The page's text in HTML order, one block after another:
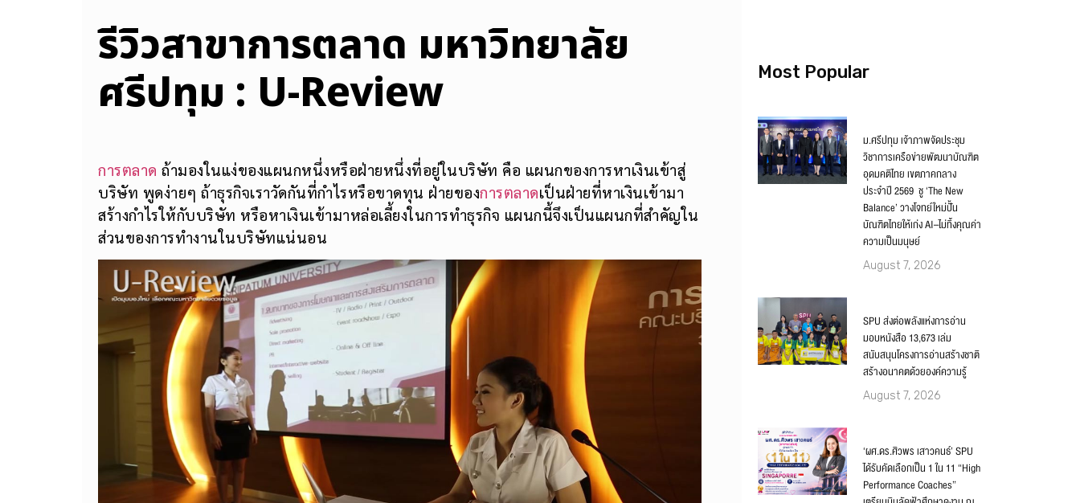
รีวิวสาขาการตลาด มหาวิทยาลัย
ศรีปทุม : U-Review
การตลาด ถ้ามองในแง่ของแผนกหนึ่งหรือฝ่ายหนึ่งที่อยู่ในบริษัท คือ แผนกของการหาเงินเข้าสู่
บริษัท พูดง่ายๆ ถ้าธุรกิจเราวัดกันที่กำไรหรือขาดทุน ฝ่ายของการตลาดเป็นฝ่ายที่หาเงินเข้ามา
สร้างกำไรให้กับบริษัท หรือหาเงินเข้ามาหล่อเลี้ยงในการทำธุรกิจ แผนกนี้จึงเป็นแผนกที่สำคัญใน
ส่วนของการทำงานในบริษัทแน่นอน
Most Popular
ม.ศรีปทุม เจ้าภาพจัดประชุม
วิชาการเครือข่ายพัฒนาบัณฑิต
อุดมคติไทย เขตภาคกลาง
ประจำปี 2569 ชู ‘The New
Balance’ วางโจทย์ใหม่ปั้น
บัณฑิตไทยให้เก่ง AI–ไม่ทิ้งคุณค่า
ความเป็นมนุษย์
August 7, 2026
SPU ส่งต่อพลังแห่งการอ่าน
มอบหนังสือ 13,673 เล่ม
สนับสนุนโครงการอ่านสร้างชาติ
สร้างอนาคตด้วยองค์ความรู้
August 7, 2026
‘ผศ.ดร.ศิวพร เสาวคนธ์’ SPU
ได้รับคัดเลือกเป็น 1 ใน 11 “High
Performance Coaches”